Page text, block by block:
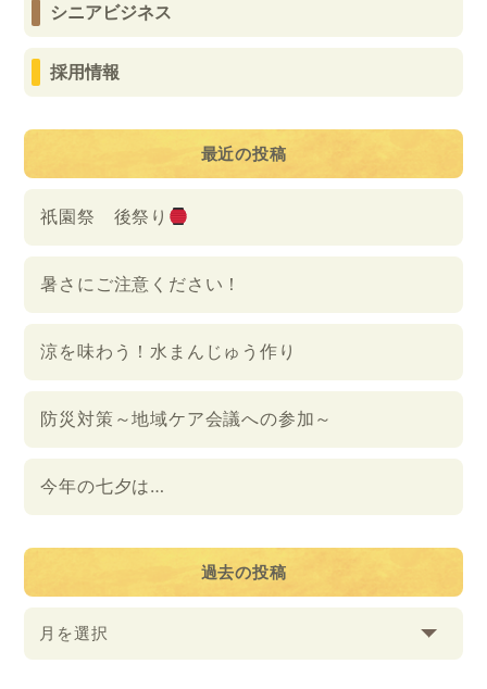
シニアビジネス
採用情報
最近の投稿
祇園祭 後祭り
暑さにご注意ください！
涼を味わう！水まんじゅう作り
防災対策～地域ケア会議への参加～
今年の七夕は…
過去の投稿
月を選択